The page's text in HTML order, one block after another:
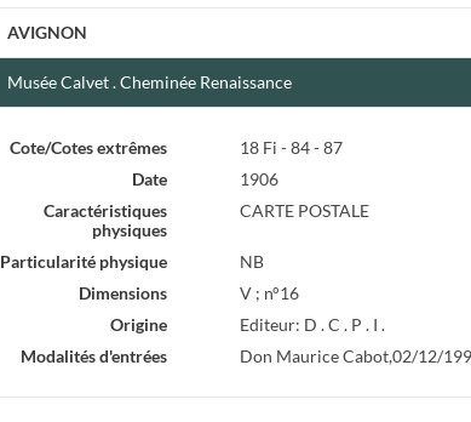
AVIGNON
Musée Calvet . Cheminée Renaissance
Cote/Cotes extrêmes
18 Fi - 84 - 87
Date
1906
Caractéristiques
physiques
CARTE POSTALE
Particularité physique
NB
Dimensions
V ; n°16
Origine
Editeur: D . C . P . I .
Modalités d'entrées
Don Maurice Cabot,02/12/